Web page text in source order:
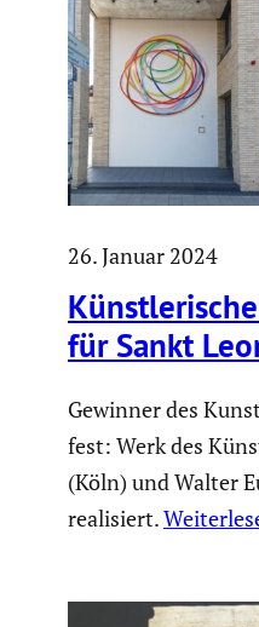
26. Januar 2024
für Sankt
Gewinner des
fest: Werk des
(Köln) und Walter
realisiert.